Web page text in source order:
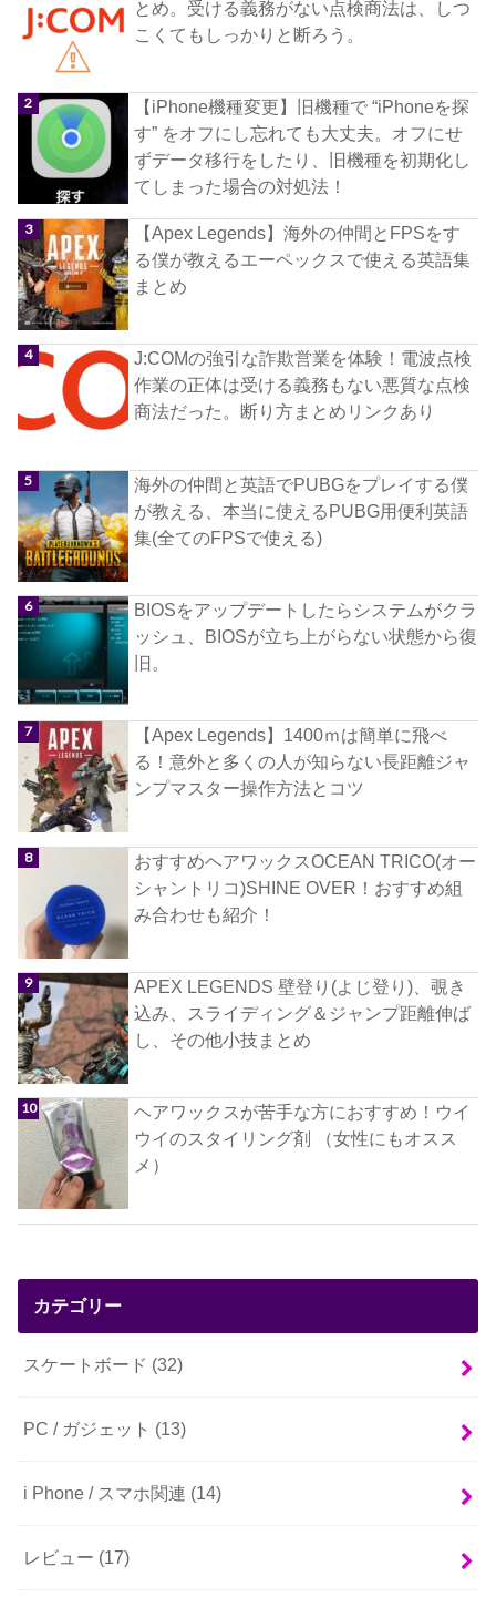
とめ。受ける義務がない点検商法は、しつ
こくてもしっかりと断ろう。
【iPhone機種変更】旧機種で “iPhoneを探
す” をオフにし忘れても大丈夫。オフにせ
ずデータ移行をしたり、旧機種を初期化し
てしまった場合の対処法！
【Apex Legends】海外の仲間とFPSをす
る僕が教えるエーペックスで使える英語集
まとめ
J:COMの強引な詐欺営業を体験！電波点検
作業の正体は受ける義務もない悪質な点検
商法だった。断り方まとめリンクあり
海外の仲間と英語でPUBGをプレイする僕
が教える、本当に使えるPUBG用便利英語
集(全てのFPSで使える)
BIOSをアップデートしたらシステムがクラ
ッシュ、BIOSが立ち上がらない状態から復
旧。
【Apex Legends】1400ｍは簡単に飛べ
る！意外と多くの人が知らない長距離ジャ
ンプマスター操作方法とコツ
おすすめヘアワックスOCEAN TRICO(オー
シャントリコ)SHINE OVER！おすすめ組
み合わせも紹介！
APEX LEGENDS 壁登り(よじ登り)、覗き
込み、スライディング＆ジャンプ距離伸ば
し、その他小技まとめ
ヘアワックスが苦手な方におすすめ！ウイ
ウイのスタイリング剤 （女性にもオスス
メ）
カテゴリー
スケートボード (32)
PC / ガジェット (13)
i Phone / スマホ関連 (14)
レビュー (17)